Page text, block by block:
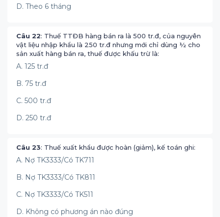
D. Theo 6 tháng
Câu 22: Thuế TTĐB hàng bán ra là 500 tr.đ, của nguyên
vật liệu nhập khẩu là 250 tr.đ nhưng mới chỉ dùng ½ cho
sản xuất hàng bán ra, thuế được khấu trừ là:
A. 125 tr.đ
B. 75 tr.đ
C. 500 tr.đ
D. 250 tr.đ
Câu 23: Thuế xuất khẩu được hoàn (giảm), kế toán ghi:
A. Nợ TK3333/Có TK711
B. Nợ TK3333/Có TK811
C. Nợ TK3333/Có TK511
D. Không có phương án nào đúng